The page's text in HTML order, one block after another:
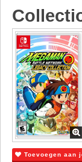
Toevoegen aan